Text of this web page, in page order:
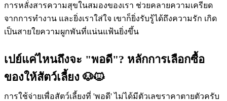
การหลั่งสารความสุขในสมองของเรา ช่วยคลายความเครียด
จากการทำงาน และยิ่งเราใส่ใจ เขาก็ยิ่งรับรู้ได้ถึงความรัก เกิด
เป็นสายใยความผูกพันที่แน่นแฟ้นยิ่งขึ้น
เปย์แค่ไหนถึงจะ "พอดี"? หลักการเลือกซื้อ
ของให้สัตว์เลี้ยง 🐶🐱
การใช้จ่ายเพื่อสัตว์เลี้ยงที่ 'พอดี' ไม่ได้มีตัวเลขราคาตายตัวครับ